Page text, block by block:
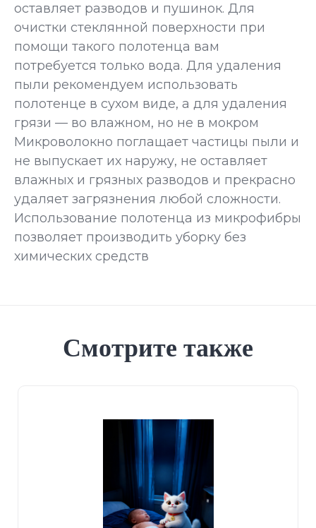
оставляет разводов и пушинок. Для
очистки стеклянной поверхности при
помощи такого полотенца вам
потребуется только вода. Для удаления
пыли рекомендуем использовать
полотенце в сухом виде, а для удаления
грязи — во влажном, но не в мокром
Микроволокно поглащает частицы пыли и
не выпускает их наружу, не оставляет
влажных и грязных разводов и прекрасно
удаляет загрязнения любой сложности.
Использование полотенца из микрофибры
позволяет производить уборку без
химических средств
Смотрите также